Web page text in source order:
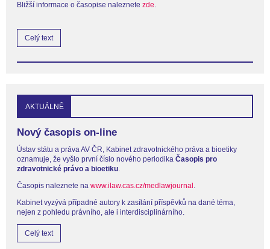
Bližší informace o časopise naleznete zde.
Celý text
AKTUÁLNĚ
Nový časopis on-line
Ústav státu a práva AV ČR, Kabinet zdravotnického práva a bioetiky
oznamuje, že vyšlo první číslo nového periodika Časopis pro
zdravotnické právo a bioetiku.
Časopis naleznete na www.ilaw.cas.cz/medlawjournal.
Kabinet vyzývá případné autory k zasílání příspěvků na dané téma,
nejen z pohledu právního, ale i interdisciplinárního.
Celý text